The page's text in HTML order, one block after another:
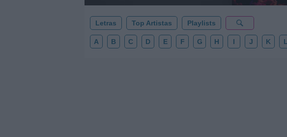
Letras Top Artistas Playlists
A B C D E F G H I J K L